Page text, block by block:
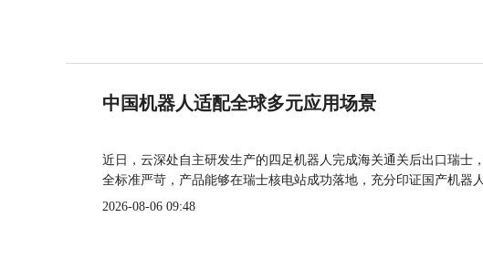
中国机器人适配全球多元应用场景
近日，云深处自主研发生产的四足机器人完成海关通关后出口瑞士
全标准严苛，产品能够在瑞士核电站成功落地，充分印证国产机器
2026-08-06 09:48